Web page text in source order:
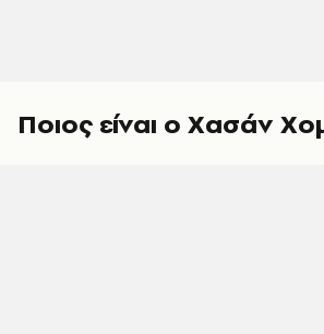
Ποιος είναι ο Χασάν